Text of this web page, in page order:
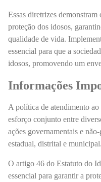
Essas diretrizes
proteção dos idosos,
qualidade de vida.
essencial para que a
idosos, promovendo um
Informações
A política de atendimento
esforço conjunto entre
ações governamentais e
estadual, distrital e municipal.
O artigo 46 do Estatuto do
essencial para garantir a